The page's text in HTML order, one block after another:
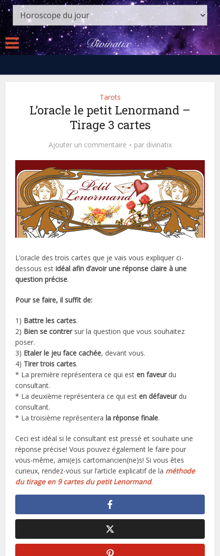
Tarots
L’oracle le petit Lenormand –
Tirage 3 cartes
Ajouter un commentaire par divinatix
L’oracle des trois cartes que je vais vous expliquer ci-
dessous estidéal afin d’avoir une réponse claire à une
question précise.
Pour se faire, il suffit de:
1) Battre les cartes.
2) Bien se contrersur la question que vous souhaitez
poser.
3) Etaler le jeu face cachée, devant vous.
4) Tirer trois cartes.
* La première représentera ce qui esten faveurdu
consultant.
* La deuxième représentera ce qui est en défaveurdu
consultant.
* La troisième représenterala réponse finale.
Ceci est idéal si le consultant est pressé et souhaite une
réponse précise! Vous pouvez également le faire pour
vous-même, ami(e)s cartomancien(ne)s! Si vous êtes
curieux, rendez-vous sur l’article explicatif de la méthode
du tirage en 9 cartes du petit Lenormand.